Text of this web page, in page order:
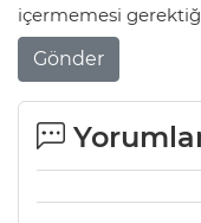
içermemesi
Gönder